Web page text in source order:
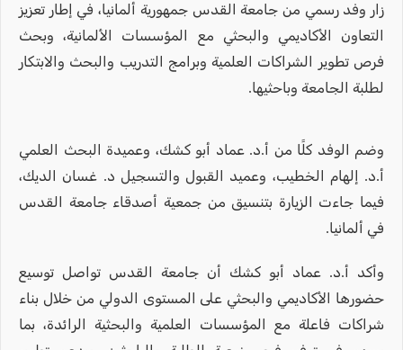
زار وفد رسمي من جامعة القدس جمهورية ألمانيا، في إطار تعزيز
التعاون الأكاديمي والبحثي مع المؤسسات الألمانية، وبحث
فرص تطوير الشراكات العلمية وبرامج التدريب والبحث والابتكار
لطلبة الجامعة وباحثيها.
وضم الوفد كلًا من أ.د. عماد أبو كشك، وعميدة البحث العلمي
أ.د. إلهام الخطيب، وعميد القبول والتسجيل د. غسان الديك،
فيما جاءت الزيارة بتنسيق من جمعية أصدقاء جامعة القدس
في ألمانيا.
وأكد أ.د. عماد أبو كشك أن جامعة القدس تواصل توسيع
حضورها الأكاديمي والبحثي على المستوى الدولي من خلال بناء
شراكات فاعلة مع المؤسسات العلمية والبحثية الرائدة، بما